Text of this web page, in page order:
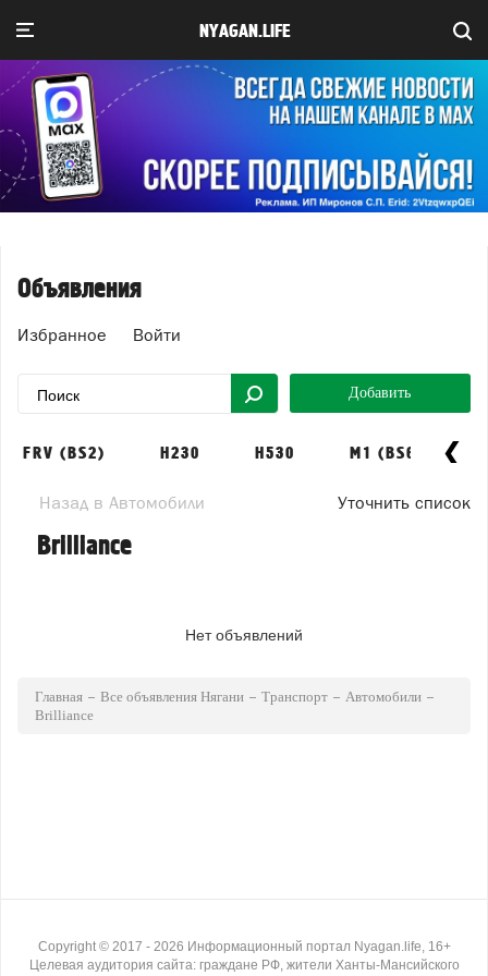
NYAGAN.LIFE
Объявления
Избранное Войти
Добавить
FRV (BS2) H230 H530 M1 (BS6)
Назад в Автомобили Уточнить список
Brilliance
Нет объявлений
Главная Все объявления Нягани Транспорт
Автомобили
Brilliance
Copyright © 2017 - 2026 Информационный портал Nyagan.life, 16+
Целевая аудитория сайта: граждане РФ, жители Ханты-Мансийского